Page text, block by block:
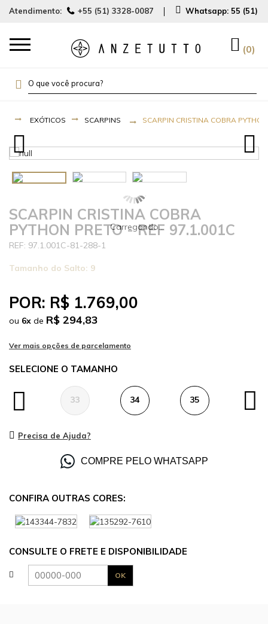
Atendimento: +55 (51) 3328-0087 Whatsapp: 55 (51)
0
EXÓTICOS SCARPINS SCARPIN CRISTINA COBRA
SCARPIN CRISTINA COBRA
PYTHON PRETO - REF 97.1.001C
97.1.001C-81-288-1
Tamanho do Salto: 9
POR: R$ 1.769,00
ou 6x de R$ 294,83
TAMANHO
33 34 35
Precisa de Ajuda?
COMPRE PELO WHATSAPP
CONFIRA OUTRAS CORES:
CONSULTE O FRETE E DISPONIBILIDADE